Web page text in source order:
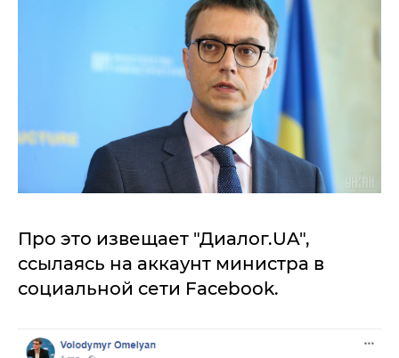
Про это извещает "Диалог.UA",
ссылаясь на аккаунт министра в
социальной сети Facebook.